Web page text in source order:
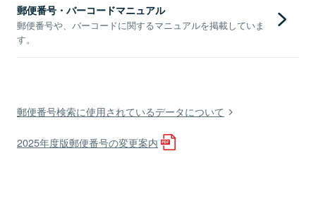
郵便番号・バーコードマニュアル
郵便番号や、バーコードに関するマニュアルを掲載していま
す。
郵便番号検索に使用されているデータについて
2025年度版郵便番号の変更案内